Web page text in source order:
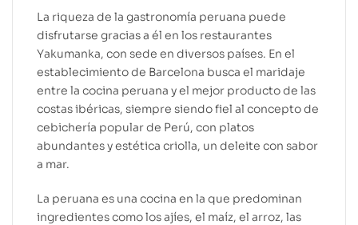
La riqueza de la gastronomía peruana puede
disfrutarse gracias a él en los restaurantes
Yakumanka, con sede en diversos países. En el
establecimiento de Barcelona busca el maridaje
entre la cocina peruana y el mejor producto de las
costas ibéricas, siempre siendo fiel al concepto de
cebichería popular de Perú, con platos
abundantes y estética criolla, un deleite con sabor
a mar.
La peruana es una cocina en la que predominan
ingredientes como los ajíes, el maíz, el arroz, las